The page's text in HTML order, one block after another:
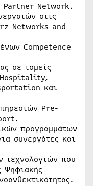
Partner Network.
στις
Networks and
Competence
σε τομείς
και
Pre-
προγραμμάτων
συνεργάτες και
τεχνολογιών που
Ψηφιακής